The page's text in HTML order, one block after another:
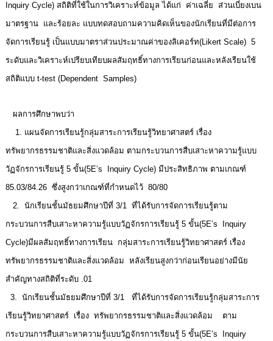
Inquiry Cycle) สถิติที่ใช้ในการวิเคราะห์ข้อมูล ได้แก่ ค่าเฉลี่ย ส่วนเบี่ยงเบน
มาตรฐาน และร้อยละ แบบทดสอบถามความคิดเห็นของนักเรียนที่มีต่อการ
จัดการเรียนรู้ เป็นแบบมาตราส่วนประมาณค่าของลิเคอร์ท(Likert Scale) 5
ระดับและวิเคราะห์เปรียบเทียบผลสัมฤทธิ์ทางการเรียนก่อนและหลังเรียนใช้
สถิติแบบ t-test (Dependent Samples)
ผลการศึกษาพบว่า
1. แผนจัดการเรียนรู้กลุ่มสาระการเรียนรู้วิทยาศาสตร์ เรื่อง
ทรัพยากรธรรมชาติและสิ่งแวดล้อม ตามกระบวนการสืบเสาะหาความรู้แบบ
วัฏจักรการเรียนรู้ 5 ขั้น(5E’s Inquiry Cycle) มีประสิทธิภาพ ตามเกณฑ์
85.03/84.26 ซึ่งสูงกว่าเกณฑ์ที่กำหนดไว้ 80/80
2. นักเรียนชั้นมัธยมศึกษาปีที่ 3/1 ที่ได้รับการจัดการเรียนรู้ตาม
กระบวนการสืบเสาะหาความรู้แบบวัฏจักรการเรียนรู้ 5 ขั้น(5E’s Inquiry
Cycle)มีผลสัมฤทธิ์ทางการเรียน กลุ่มสาระการเรียนรู้วิทยาศาสตร์ เรื่อง
ทรัพยากรธรรมชาติและสิ่งแวดล้อม หลังเรียนสูงกว่าก่อนเรียนอย่างมีนัย
สำคัญทางสถิติที่ระดับ .01
3. นักเรียนชั้นมัธยมศึกษาปีที่ 3/1 ที่ได้รับการจัดการเรียนรู้กลุ่มสาระการ
เรียนรู้วิทยาศาสตร์ เรื่อง ทรัพยากรธรรมชาติและสิ่งแวดล้อม ตาม
กระบวนการสืบเสาะหาความรู้แบบวัฏจักรการเรียนรู้ 5 ขั้น(5E’s Inquiry